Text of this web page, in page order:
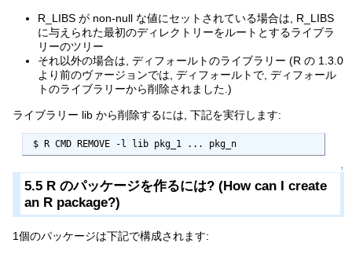
R_LIBS が non-null な値にセットされている場合は, R_LIBS
に与えられた最初のディレクトリーをルートとするライブラ
リーのツリー
それ以外の場合は, ディフォールトのライブラリー (R の 1.3.0
より前のヴァージョンでは, ディフォールトで, ディフォール
トのライブラリーから削除されました.)
ライブラリー lib から削除するには, 下記を実行します:
$ R CMD REMOVE -l lib pkg_1 ... pkg_n
↑
5.5 R のパッケージを作るには? (How can I create
an R package?)
1個のパッケージは下記で構成されます: